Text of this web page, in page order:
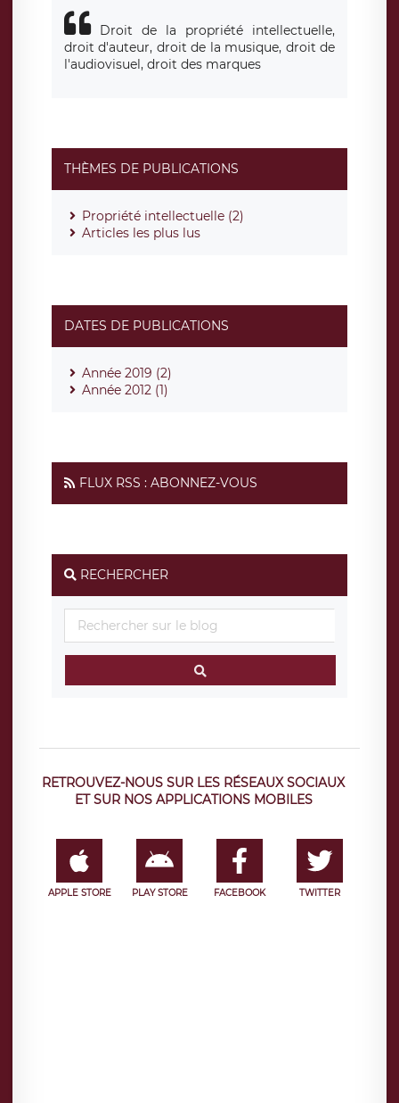
Droit de la propriété intellectuelle,
droit d'auteur, droit de la musique, droit de
l'audiovisuel, droit des marques
THÈMES DE PUBLICATIONS
Propriété intellectuelle (2)
Articles les plus lus
DATES DE PUBLICATIONS
Année 2019 (2)
Année 2012 (1)
FLUX RSS : ABONNEZ-VOUS
RECHERCHER
RETROUVEZ-NOUS SUR LES RÉSEAUX SOCIAUX
ET SUR NOS APPLICATIONS MOBILES
APPLE STORE PLAY STORE FACEBOOK TWITTER